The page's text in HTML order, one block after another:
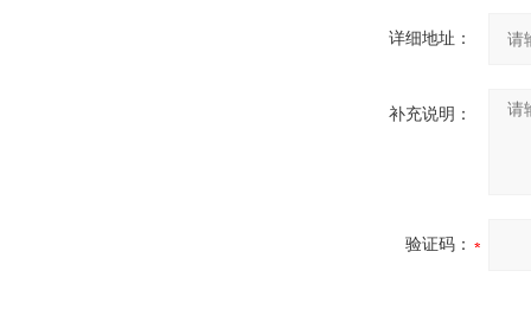
详细地址：
补充说明：
验证码：